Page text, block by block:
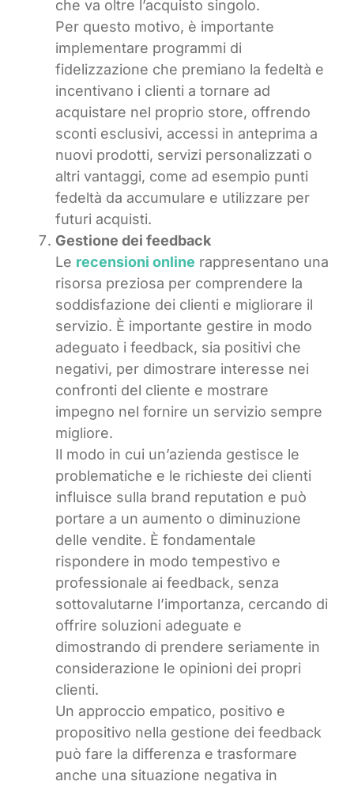
che va oltre l’acquisto singolo.
Per questo motivo, è importante
implementare programmi di
fidelizzazione che premiano la fedeltà e
incentivano i clienti a tornare ad
acquistare nel proprio store, offrendo
sconti esclusivi, accessi in anteprima a
nuovi prodotti, servizi personalizzati o
altri vantaggi, come ad esempio punti
fedeltà da accumulare e utilizzare per
futuri acquisti.
Gestione dei feedback
Le recensioni online rappresentano una
risorsa preziosa per comprendere la
soddisfazione dei clienti e migliorare il
servizio. È importante gestire in modo
adeguato i feedback, sia positivi che
negativi, per dimostrare interesse nei
confronti del cliente e mostrare
impegno nel fornire un servizio sempre
migliore.
Il modo in cui un’azienda gestisce le
problematiche e le richieste dei clienti
influisce sulla brand reputation e può
portare a un aumento o diminuzione
delle vendite. È fondamentale
rispondere in modo tempestivo e
professionale ai feedback, senza
sottovalutarne l’importanza, cercando di
offrire soluzioni adeguate e
dimostrando di prendere seriamente in
considerazione le opinioni dei propri
clienti.
Un approccio empatico, positivo e
propositivo nella gestione dei feedback
può fare la differenza e trasformare
anche una situazione negativa in